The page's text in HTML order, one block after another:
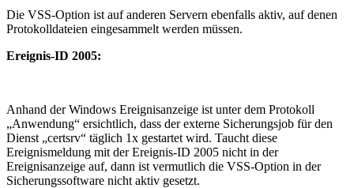
Die VSS-Option ist auf anderen Servern ebenfalls aktiv, auf denen
Protokolldateien eingesammelt werden müssen.
Ereignis-ID 2005:
Anhand der Windows Ereignisanzeige ist unter dem Protokoll
„Anwendung“ ersichtlich, dass der externe Sicherungsjob für den
Dienst „certsrv“ täglich 1x gestartet wird. Taucht diese
Ereignismeldung mit der Ereignis-ID 2005 nicht in der
Ereignisanzeige auf, dann ist vermutlich die VSS-Option in der
Sicherungssoftware nicht aktiv gesetzt.